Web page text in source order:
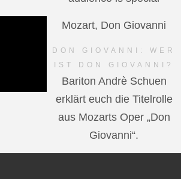
Mozart, Don Giovanni
DON GIOVANNI: WER
IST DON GIOVANNI?
Bariton Andrè Schuen
erklärt euch die Titelrolle
aus Mozarts Oper „Don
Giovanni“.